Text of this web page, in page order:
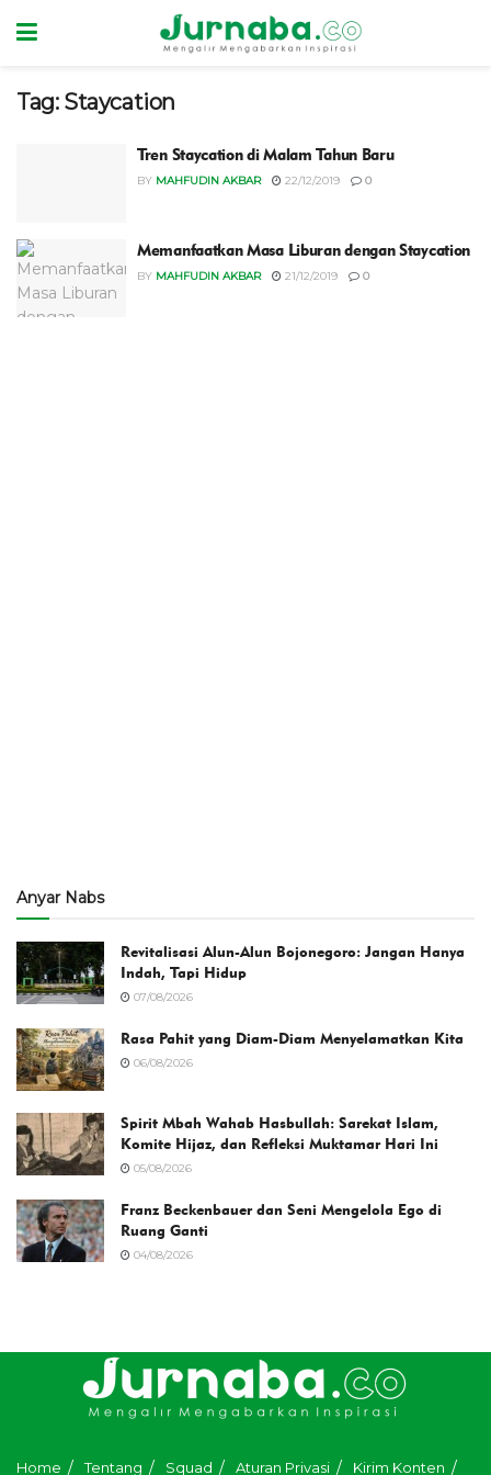
Tag: Staycation
Tren Staycation di Malam Tahun Baru
BY MAHFUDIN AKBAR 22/12/2019 0
Memanfaatkan Masa Liburan dengan Staycation
BY MAHFUDIN AKBAR 21/12/2019 0
Anyar Nabs
Revitalisasi Alun-Alun Bojonegoro: Jangan Hanya
Indah, Tapi Hidup
07/08/2026
Rasa Pahit yang Diam-Diam Menyelamatkan Kita
06/08/2026
Spirit Mbah Wahab Hasbullah: Sarekat Islam,
Komite Hijaz, dan Refleksi Muktamar Hari Ini
05/08/2026
Franz Beckenbauer dan Seni Mengelola Ego di
Ruang Ganti
04/08/2026
Home Tentang Squad Aturan Privasi Kirim Konten